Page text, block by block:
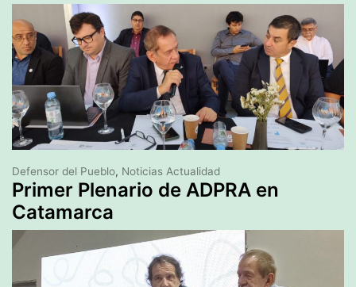
Primer Plenario de ADPRA en
Catamarca
Defensor del Pueblo, Noticias Actualidad